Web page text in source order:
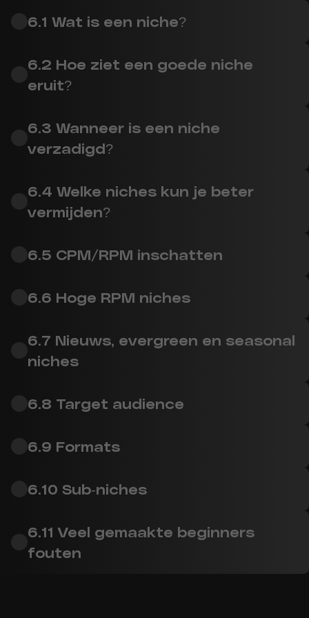
6.1 Wat is een niche?
6.2 Hoe ziet een goede niche
eruit?
6.3 Wanneer is een niche
verzadigd?
6.4 Welke niches kun je beter
vermijden?
6.5 CPM/RPM inschatten
6.6 Hoge RPM niches
6.7 Nieuws, evergreen en seasonal
niches
6.8 Target audience
6.9 Formats
6.10 Sub-niches
6.11 Veel gemaakte beginners
fouten